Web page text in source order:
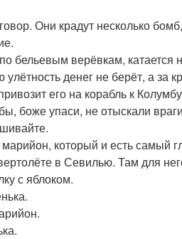
Они крадут несколько
бельевым верёвкам,
денег не берёт, а за
его на корабль к
боже упаси, не отыскали
марийон, который и есть
в Севилью. Там для
с яблоком.